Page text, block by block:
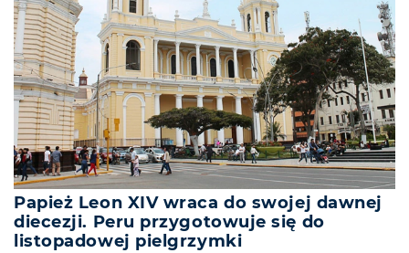
Papież Leon XIV wraca do swojej dawnej
diecezji. Peru przygotowuje się do
listopadowej pielgrzymki